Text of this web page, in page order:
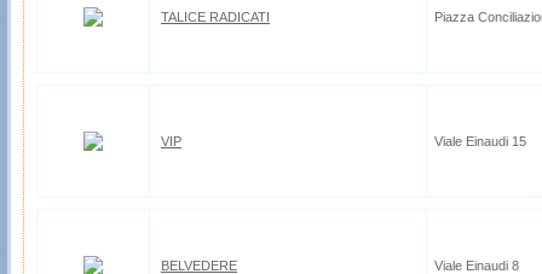
TALICE RADICATI Piazza
VIP Viale Einaudi 15
BELVEDERE Viale Einaudi 8